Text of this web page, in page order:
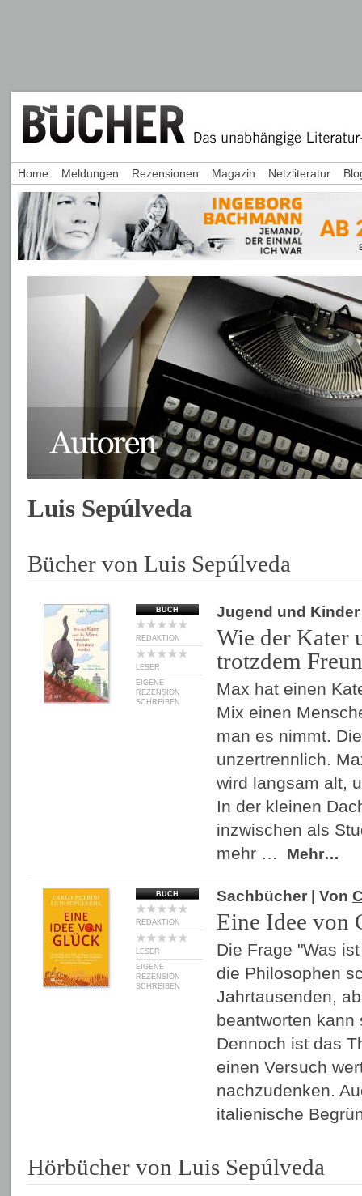
Luis Sepúlveda
Bücher von Luis Sepúlveda
BUCH
REDAKTION
LESER
EIGENE
REZENSION
SCHREIBEN
Jugend und Kinder
Wie der Kater
trotzdem
Max hat einen
Mix einen
man es nimmt.
unzertrennlich.
wird langsam alt,
In der kleinen
inzwischen als
mehr …
Mehr…
BUCH
REDAKTION
LESER
EIGENE
REZENSION
SCHREIBEN
Sachbücher | Von
Eine Idee von
Die Frage "Was
die Philosophen
Jahrtausenden,
beantworten kann
Dennoch ist das
einen Versuch
nachzudenken.
italienische
Hörbücher von Luis Sepúlveda
Home Meldungen Rezensionen Magazin Netzliteratur